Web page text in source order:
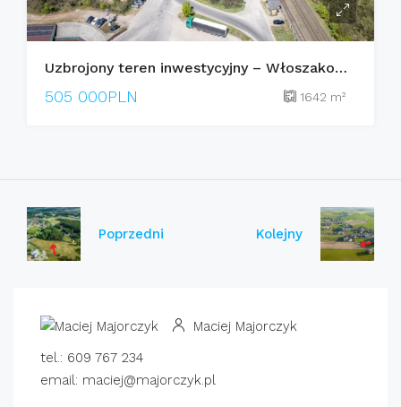
Uzbrojony teren inwestycyjny – Włoszakowice, Jana Otto
505 000PLN 1642 m²
Poprzedni Kolejny
Maciej Majorczyk
tel.: 609 767 234
email: maciej@majorczyk.pl